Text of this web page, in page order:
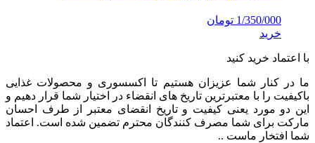
1/350/000 تومان
خرید
با اعتماد خرید کنید
ما در کنار شما عزیزان هستیم تا اکسسوری و محصولات غذایی
باکیفیت را با معتبرترین تاریخ های انقضاء در اختیار شما قرار دهیم و
این دو مورد یعنی کیفیت و تاریخ انقضای معتبر از طرف احسان
مارکت برای شما مصرف کنندگان محترم تضمین شده است. اعتماد
شما افتخار ماست ..